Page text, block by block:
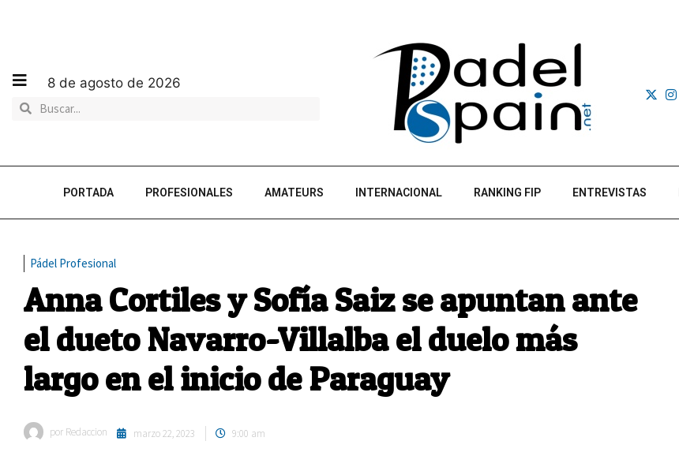
8 de agosto de 2026
PORTADA PROFESIONALES AMATEURS INTERNACIONAL RANKING FIP ENTREVISTAS
Pádel Profesional
Anna Cortiles y Sofía Saiz se apuntan ante
el dueto Navarro-Villalba el duelo más
largo en el inicio de Paraguay
por Redaccion marzo 22, 2023 9:00 am